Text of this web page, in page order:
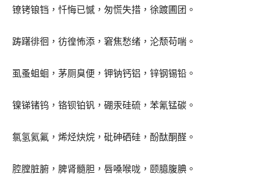
镣铐锒铛，忏悔已憾，匆慌失措，徐踱圃团。
踌躇徘徊，彷徨怖添，窘焦愁绪，沦颓苟喘。
虱蚤蛆蛔，茅厕臭便，钾钠钙铝，锌钢锡铅。
镍锑锗钨，铬钡铂钒，硼汞硅硫，苯氰锰碳。
氯氢氦氟，烯烃炔烷，砒砷硒硅，酚酞酮醛。
腔膛脏腑，脾肾髓胆，唇嗓喉咙，颐臆腹腆。